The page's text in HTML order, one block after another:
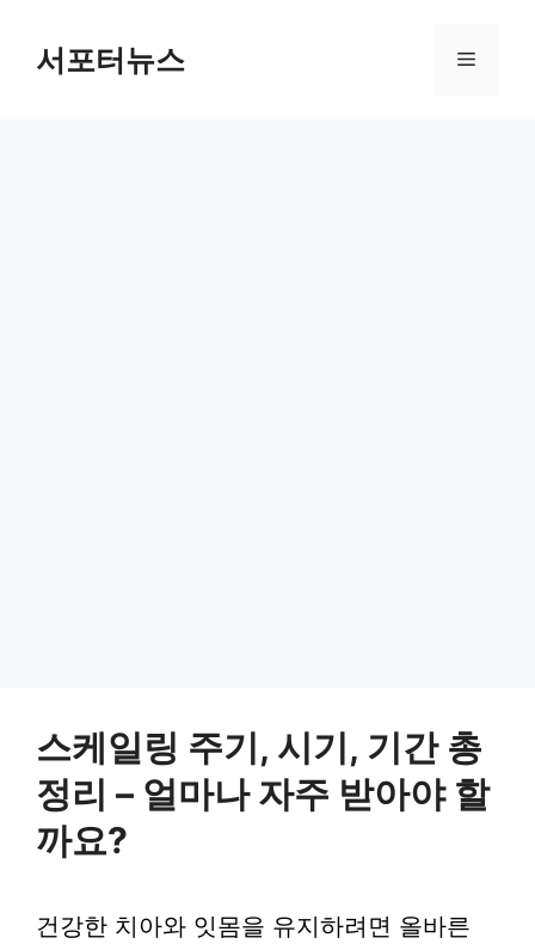
서포터뉴스 메
스케일링 주기, 시기, 기간 총
정리 – 얼마나 자주 받아야 할
까요?
건강한 치아와 잇몸을 유지하려면 올바른